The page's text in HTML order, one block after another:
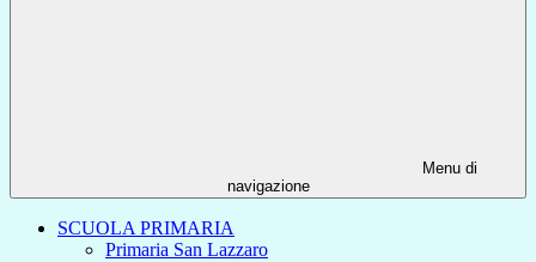
Menu di
navigazione
SCUOLA PRIMARIA
Primaria San Lazzaro